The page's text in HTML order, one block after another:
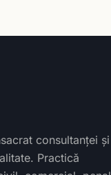
consultanței și
Practică